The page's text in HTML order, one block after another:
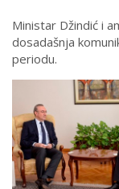
Ministar Džindić i
dosadašnja
periodu.